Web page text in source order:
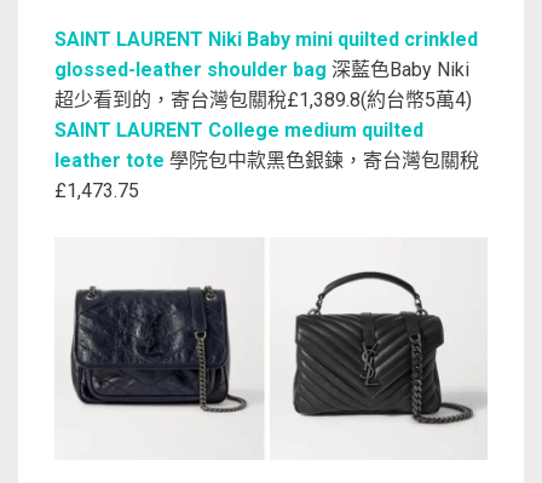
SAINT LAURENT Niki Baby mini quilted crinkled
glossed-leather shoulder bag 深藍色Baby Niki
超少看到的，寄台灣包關稅£1,389.8(約台幣5萬4)
SAINT LAURENT College medium quilted
leather tote 學院包中款黑色銀鍊，寄台灣包關稅
£1,473.75